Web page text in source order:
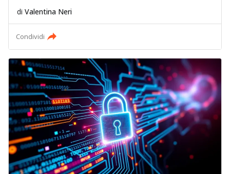
di Valentina Neri
Condividi